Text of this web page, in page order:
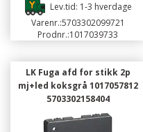
Lev.tid: 1-3 hverdage
Varenr.:5703302099721
Prodnr.:1017039733
LK Fuga afd for stikk 2p
mj+led koksgrå 1017057812
5703302158404